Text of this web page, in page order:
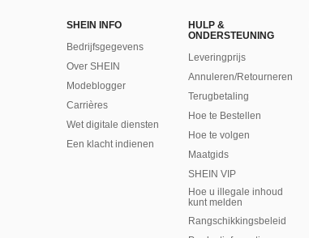
SHEIN INFO
Bedrijfsgegevens
Over SHEIN
Modeblogger
Carrières
Wet digitale diensten
Een klacht indienen
HULP &
ONDERSTEUNING
Leveringprijs
Annuleren/Retourneren
Terugbetaling
Hoe te Bestellen
Hoe te volgen
Maatgids
SHEIN VIP
Hoe u illegale inhoud
kunt melden
Rangschikkingsbeleid